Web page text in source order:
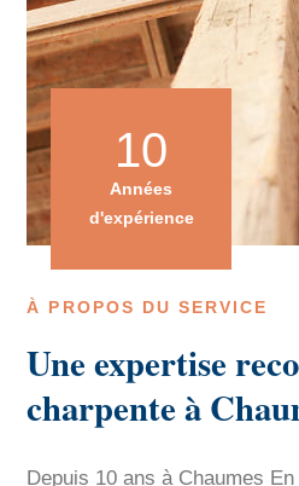
À PROPOS DU SERVICE
Une expertise
charpente à
Depuis 10 ans à Chaumes
10
Années
d'expérience